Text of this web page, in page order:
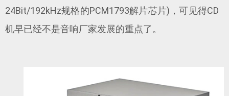
24Bit/192kHz规格的PCM1793解片芯片)，可见得CD
机早已经不是音响厂家发展的重点了。